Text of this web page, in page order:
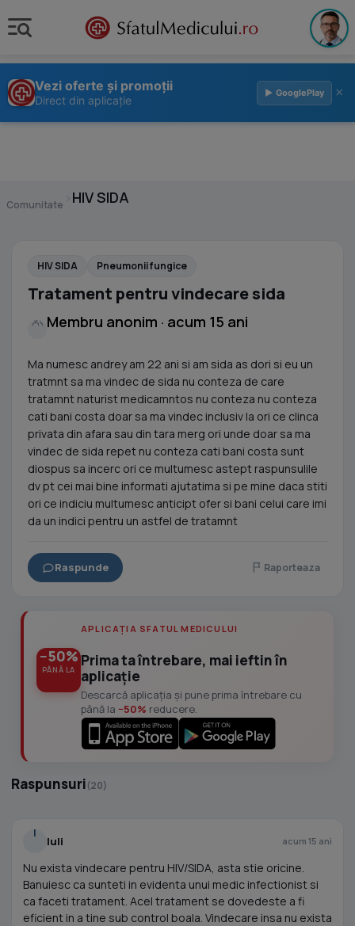
Vezi oferte și promoții
Direct din aplicație
▶ GooglePlay ×
Comunitate HIV SIDA
HIV SIDA Pneumonii fungice
Tratament pentru vindecare sida
Membru anonim · acum 15 ani
Ma numesc andrey am 22 ani si am sida as dori si eu un
tratmnt sa ma vindec de sida nu conteza de care
tratamnt naturist medicamntos nu conteza nu conteza
cati bani costa doar sa ma vindec inclusiv la ori ce clinca
privata din afara sau din tara merg ori unde doar sa ma
vindec de sida repet nu conteza cati bani costa sunt
diospus sa incerc ori ce multumesc astept raspunsulile
dv pt cei mai bine informati ajutatima si pe mine daca stiti
ori ce indiciu multumesc anticipt ofer si bani celui care imi
da un indici pentru un astfel de tratamnt
Raspunde Raporteaza
−50%
PÂNĂ LA
APLICAȚIA SFATUL MEDICULUI
Prima ta întrebare, mai ieftin în
aplicație
Descarcă aplicația și pune prima întrebare cu
până la −50% reducere.
Raspunsuri(20)
I
Iuli acum 15 ani
Nu exista vindecare pentru HIV/SIDA, asta stie oricine.
Banuiesc ca sunteti in evidenta unui medic infectionist si
ca faceti tratament. Acel tratament se dovedeste a fi
eficient in a tine sub control boala. Vindecare insa nu exista